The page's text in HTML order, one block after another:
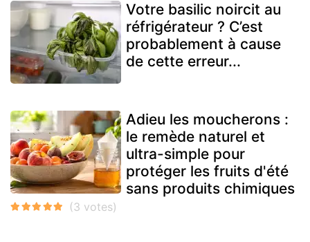
Votre basilic noircit au
réfrigérateur ? C’est
probablement à cause
de cette erreur...
Adieu les moucherons :
le remède naturel et
ultra-simple pour
protéger les fruits d'été
sans produits chimiques